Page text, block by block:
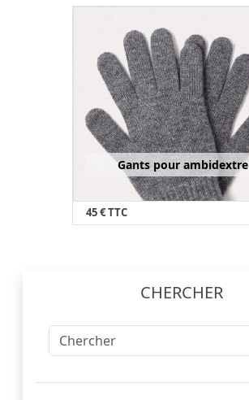
Gants pour ambidextre
45 € TTC
CHERCHER